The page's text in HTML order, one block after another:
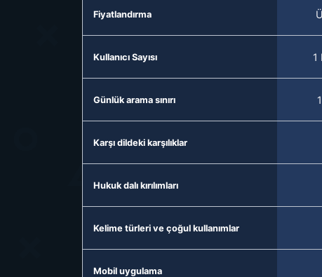
Fiyatlandırma
Kullanıcı Sayısı 1
Günlük arama sınırı
Karşı dildeki karşılıklar
Hukuk dalı kırılımları
Kelime türleri ve çoğul kullanımlar
Mobil uygulama